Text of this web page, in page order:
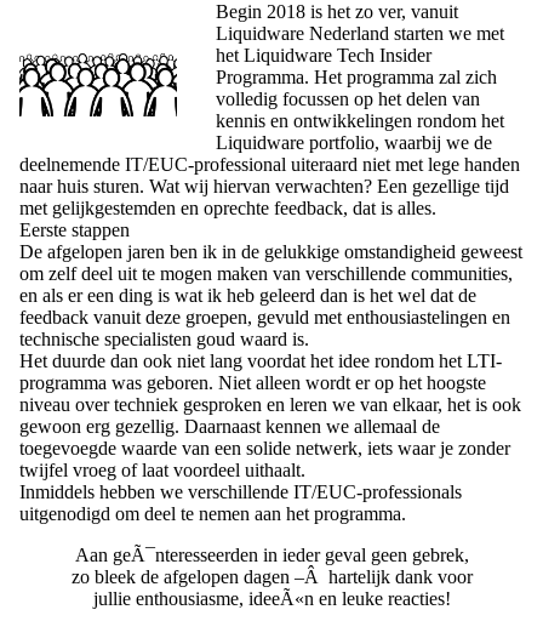
Begin 2018 is het zo ver, vanuit
Liquidware Nederland starten we met
het Liquidware Tech Insider
Programma. Het programma zal zich
volledig focussen op het delen van
kennis en ontwikkelingen rondom het
Liquidware portfolio, waarbij we de
deelnemende IT/EUC-professional uiteraard niet met lege handen
naar huis sturen. Wat wij hiervan verwachten? Een gezellige tijd
met gelijkgestemden en oprechte feedback, dat is alles.
Eerste stappen
De afgelopen jaren ben ik in de gelukkige omstandigheid geweest
om zelf deel uit te mogen maken van verschillende communities,
en als er een ding is wat ik heb geleerd dan is het wel dat de
feedback vanuit deze groepen, gevuld met enthousiastelingen en
technische specialisten goud waard is.
Het duurde dan ook niet lang voordat het idee rondom het LTI-
programma was geboren. Niet alleen wordt er op het hoogste
niveau over techniek gesproken en leren we van elkaar, het is ook
gewoon erg gezellig. Daarnaast kennen we allemaal de
toegevoegde waarde van een solide netwerk, iets waar je zonder
twijfel vroeg of laat voordeel uithaalt.
Inmiddels hebben we verschillende IT/EUC-professionals
uitgenodigd om deel te nemen aan het programma.
Aan geÃ¯nteresseerden in ieder geval geen gebrek,
zo bleek de afgelopen dagen –Â hartelijk dank voor
jullie enthousiasme, ideeÃ«n en leuke reacties!